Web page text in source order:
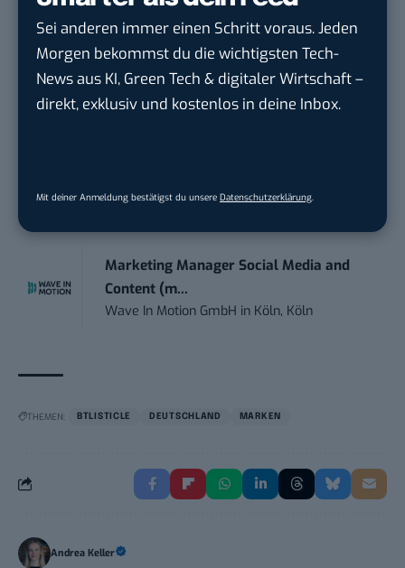
Sei anderen immer einen Schritt voraus. Jeden
Morgen bekommst du die wichtigsten Tech-
News aus KI, Green Tech & digitaler Wirtschaft –
direkt, exklusiv und kostenlos in deine Inbox.
Mit deiner Anmeldung bestätigst du unsere Datenschutzerklärung
Teamleiter (m/w/d) Customer
Engagement / Soci...
BBBank eG
Berlin, Frankfurt am Main,
Karlsruhe
Schwerpunkt Socia...
Marketing Manager Social Media and
Content (m...
Wave In Motion GmbH in Köln, Köln
THEMEN: BTLISTICLE DEUTSCHLAND MARKEN
Andrea Keller